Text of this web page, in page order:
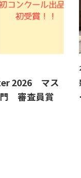
2026 マス
門 審査員賞